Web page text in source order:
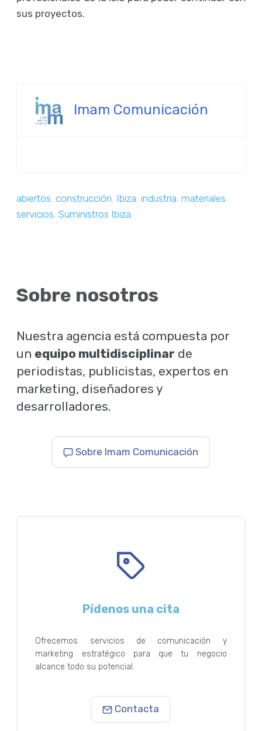
sus proyectos.
Imam Comunicación
abiertos,construcción, Ibiza,industria,materiales,
servicios,Suministros Ibiza
Sobre nosotros
Nuestra agencia está compuesta por
un equipo multidisciplinar de
periodistas, publicistas, expertos en
marketing, diseñadores y
desarrolladores.
Sobre Imam Comunicación
Pídenos una cita
Ofrecemos servicios de comunicación y
marketing estratégico para que tu negocio
alcance todo su potencial.
Contacta